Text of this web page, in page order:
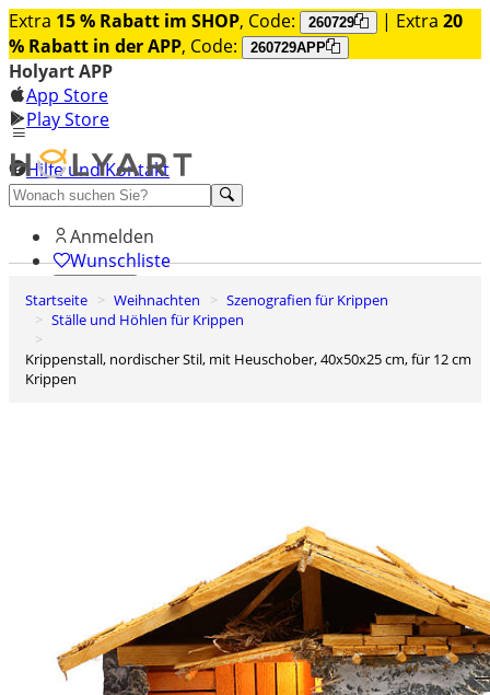
Extra 15 % Rabatt im SHOP, Code: 260729 | Extra 20
% Rabatt in der APP, Code: 260729APP
Holyart APP
App Store
Play Store
Hilfe und Kontakt
Entdecken Sie Premium
Anmelden
Wunschliste
0
Warenkorb
Startseite Weihnachten
Szenografien für Krippen
Ställe und Höhlen für Krippen
Krippenstall, nordischer Stil, mit Heuschober, 40x50x25 cm, für 12 cm
Krippen